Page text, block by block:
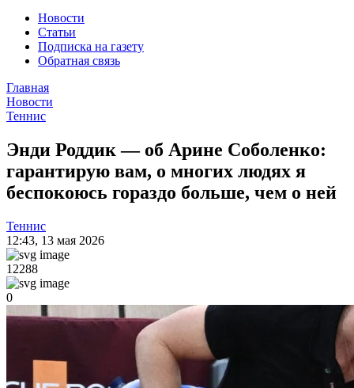
Новости
Статьи
Подписка на газету
Обратная связь
Главная
Новости
Теннис
Энди Роддик — об Арине Соболенко:
гарантирую вам, о многих людях я
беспокоюсь гораздо больше, чем о ней
Теннис
12:43, 13 мая 2026
12288
0